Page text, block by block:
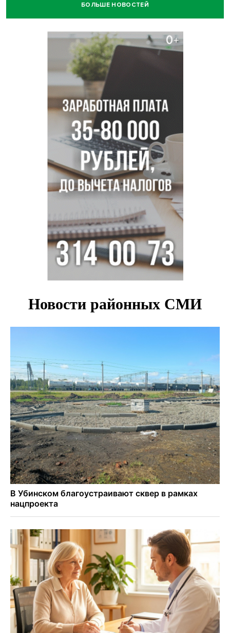
БОЛЬШЕ НОВОСТЕЙ